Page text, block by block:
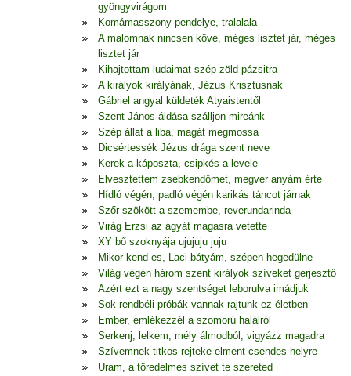
gyöngyvirágom
Komámasszony pendelye, tralalala
A malomnak nincsen köve, méges lisztet jár, méges
lisztet jár
Kihajtottam ludaimat szép zöld pázsitra
A királyok királyának, Jézus Krisztusnak
Gábriel angyal küldeték Atyaistentől
Szent János áldása szálljon mireánk
Szép állat a liba, magát megmossa
Dicsértessék Jézus drága szent neve
Kerek a káposzta, csipkés a levele
Elvesztettem zsebkendőmet, megver anyám érte
Hídló végén, padló végén karikás táncot járnak
Szőr szökött a szemembe, reverundarinda
Virág Erzsi az ágyát magasra vetette
XY bő szoknyája ujujuju juju
Mikor kend es, Laci bátyám, szépen hegedülne
Világ végén három szent királyok szíveket gerjesztő
Azért ezt a nagy szentséget leborulva imádjuk
Sok rendbéli próbák vannak rajtunk ez életben
Ember, emlékezzél a szomorú halálról
Serkenj, lelkem, mély álmodból, vigyázz magadra
Szívemnek titkos rejteke elment csendes helyre
Uram, a töredelmes szívet te szereted